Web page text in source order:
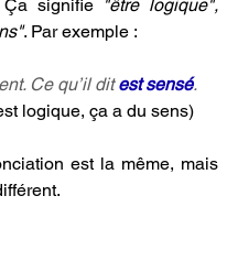
signifie "être logique",
. Par exemple :
Ce qu’il dit est sensé.
logique, ça a du sens)
est la même, mais